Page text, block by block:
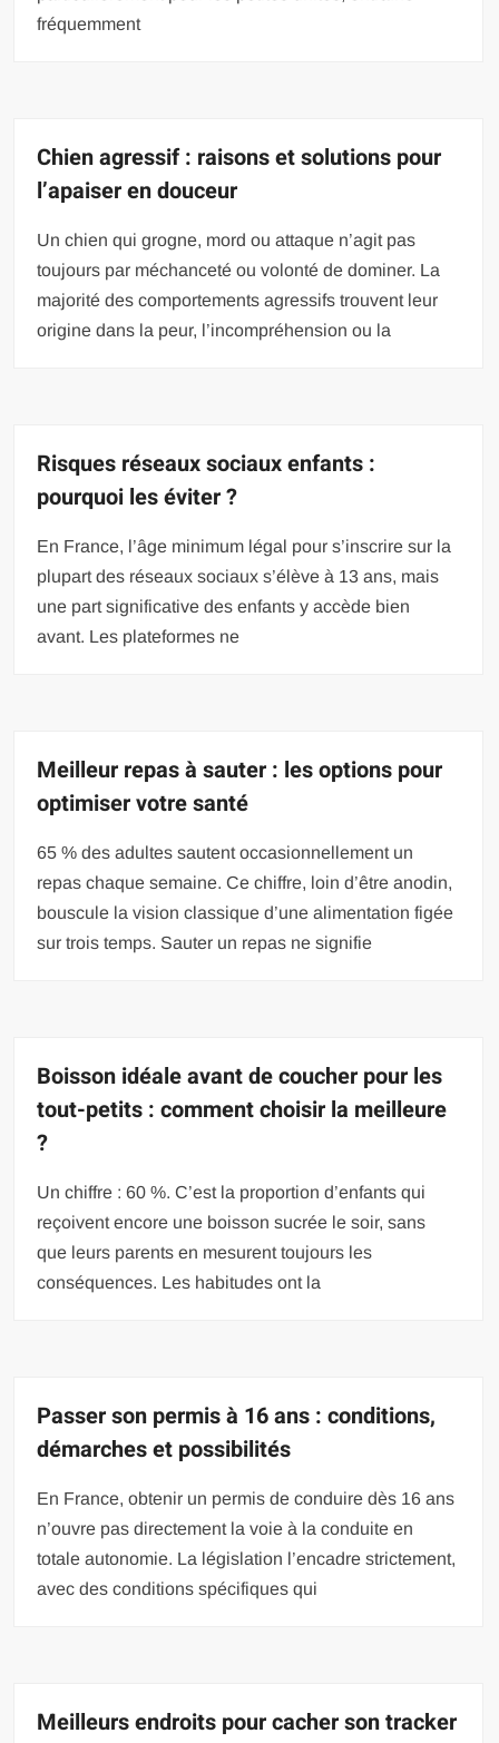
fréquemment
Chien agressif : raisons et solutions pour
l’apaiser en douceur
Un chien qui grogne, mord ou attaque n’agit pas
toujours par méchanceté ou volonté de dominer. La
majorité des comportements agressifs trouvent leur
origine dans la peur, l’incompréhension ou la
Risques réseaux sociaux enfants :
pourquoi les éviter ?
En France, l’âge minimum légal pour s’inscrire sur la
plupart des réseaux sociaux s’élève à 13 ans, mais
une part significative des enfants y accède bien
avant. Les plateformes ne
Meilleur repas à sauter : les options pour
optimiser votre santé
65 % des adultes sautent occasionnellement un
repas chaque semaine. Ce chiffre, loin d’être anodin,
bouscule la vision classique d’une alimentation figée
sur trois temps. Sauter un repas ne signifie
Boisson idéale avant de coucher pour les
tout-petits : comment choisir la meilleure
?
Un chiffre : 60 %. C’est la proportion d’enfants qui
reçoivent encore une boisson sucrée le soir, sans
que leurs parents en mesurent toujours les
conséquences. Les habitudes ont la
Passer son permis à 16 ans : conditions,
démarches et possibilités
En France, obtenir un permis de conduire dès 16 ans
n’ouvre pas directement la voie à la conduite en
totale autonomie. La législation l’encadre strictement,
avec des conditions spécifiques qui
Meilleurs endroits pour cacher son tracker